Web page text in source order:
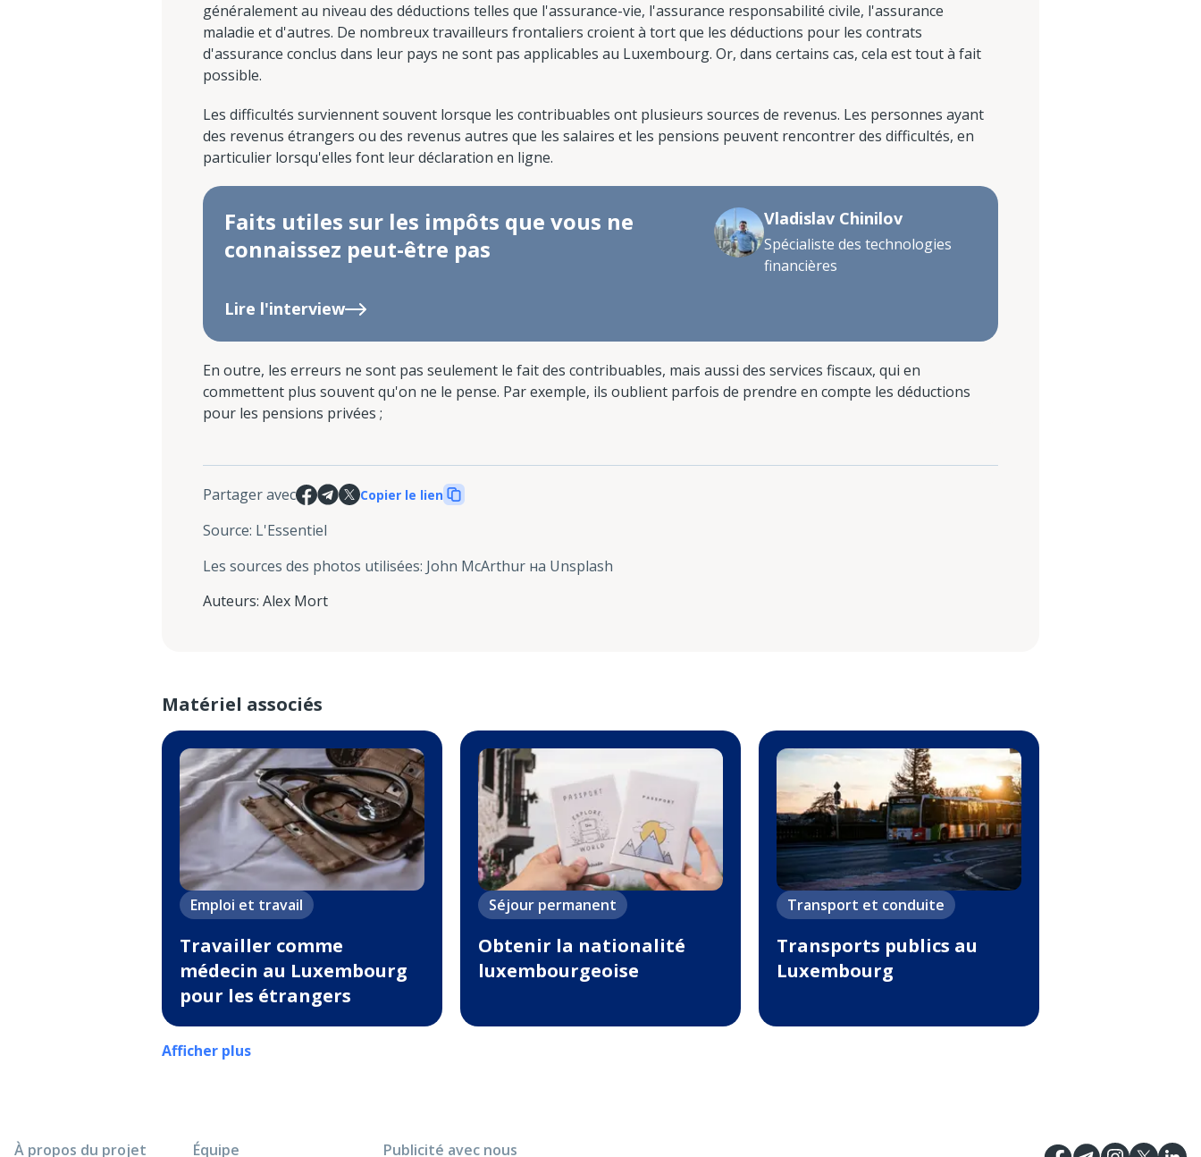
généralement au niveau des déductions telles que l'assurance-vie, l'assurance responsabilité civile, l'assurance
maladie et d'autres. De nombreux travailleurs frontaliers croient à tort que les déductions pour les contrats
d'assurance conclus dans leur pays ne sont pas applicables au Luxembourg. Or, dans certains cas, cela est tout à fait
possible.
Les difficultés surviennent souvent lorsque les contribuables ont plusieurs sources de revenus. Les personnes ayant
des revenus étrangers ou des revenus autres que les salaires et les pensions peuvent rencontrer des difficultés, en
particulier lorsqu'elles font leur déclaration en ligne.
Faits utiles sur les impôts que vous ne
connaissez peut-être pas
Vladislav Chinilov
Spécialiste des technologies
financières
Lire l'interview
En outre, les erreurs ne sont pas seulement le fait des contribuables, mais aussi des services fiscaux, qui en
commettent plus souvent qu'on ne le pense. Par exemple, ils oublient parfois de prendre en compte les déductions
pour les pensions privées ;
Partager avec Copier le lien
Source: L'Essentiel
Les sources des photos utilisées: John McArthur на Unsplash
Auteurs: Alex Mort
Matériel associés
Emploi et travail
Travailler comme
médecin au Luxembourg
pour les étrangers
Séjour permanent
Obtenir la nationalité
luxembourgeoise
Transport et conduite
Transports publics au
Luxembourg
Afficher plus
À propos du projet Équipe Publicité avec nous